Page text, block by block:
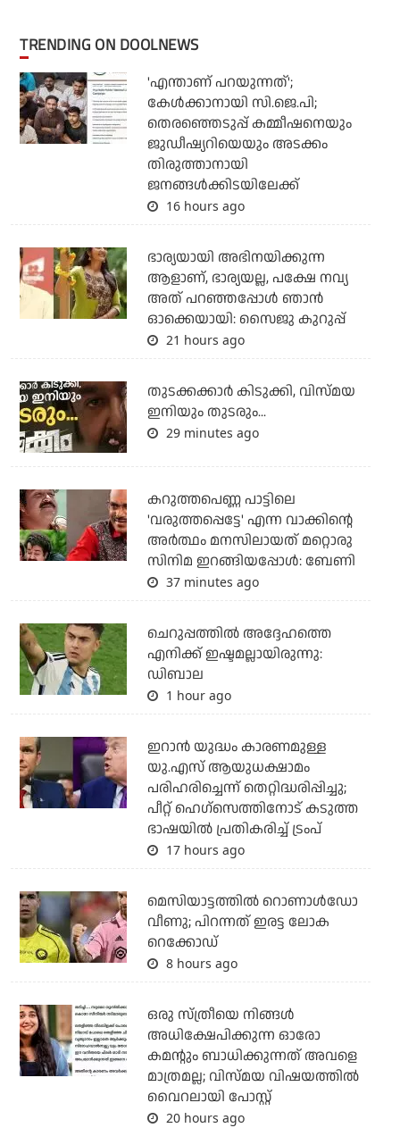
TRENDING ON DOOLNEWS
'എന്താണ് പറയുന്നത്';
കേള്‍ക്കാനായി സി.ജെ.പി;
തെരഞ്ഞെടുപ്പ് കമ്മീഷനെയും
ജുഡീഷ്യറിയെയും അടക്കം
തിരുത്താനായി
ജനങ്ങള്‍ക്കിടയിലേക്ക്
16 hours ago
ഭാര്യയായി അഭിനയിക്കുന്ന
ആളാണ്, ഭാര്യയല്ല, പക്ഷേ നവ്യ
അത് പറഞ്ഞപ്പോള്‍ ഞാന്‍
ഓക്കെയായി: സൈജു കുറുപ്പ്
21 hours ago
തുടക്കക്കാര്‍ കിടുക്കി, വിസ്മയ
ഇനിയും തുടരും...
29 minutes ago
കറുത്തപെണ്ണ പാട്ടിലെ
'വരുത്തപ്പെട്ടേ' എന്ന വാക്കിന്റെ
അർത്ഥം മനസിലായത് മറ്റൊരു
സിനിമ ഇറങ്ങിയപ്പോൾ: ബേണി
37 minutes ago
ചെറുപ്പത്തില്‍ അദ്ദേഹത്തെ
എനിക്ക് ഇഷ്ടമല്ലായിരുന്നു:
ഡിബാല
1 hour ago
ഇറാന്‍ യുദ്ധം കാരണമുള്ള
യു.എസ് ആയുധക്ഷാമം
പരിഹരിച്ചെന്ന് തെറ്റിദ്ധരിപ്പിച്ചു;
പീറ്റ് ഹെഗ്‌സെത്തിനോട് കടുത്ത
ഭാഷയില്‍ പ്രതികരിച്ച് ട്രംപ്
17 hours ago
മെസിയാട്ടത്തില്‍ റൊണാള്‍ഡോ
വീണു; പിറന്നത് ഇരട്ട ലോക
റെക്കോഡ്
8 hours ago
ഒരു സ്ത്രീയെ നിങ്ങള്‍
അധിക്ഷേപിക്കുന്ന ഓരോ
കമന്റും ബാധിക്കുന്നത് അവളെ
മാത്രമല്ല; വിസ്മയ വിഷയത്തില്‍
വൈറലായി പോസ്റ്റ്
20 hours ago